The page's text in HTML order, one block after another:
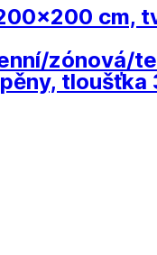
cm,
zónová/
tloušťka